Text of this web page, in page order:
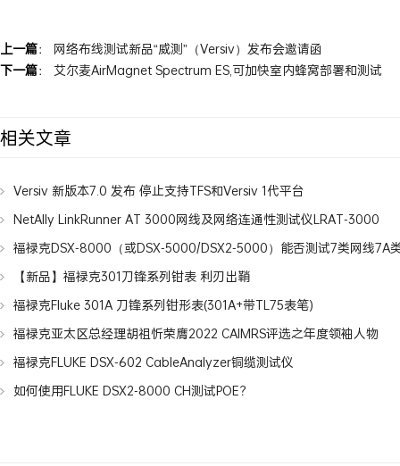
上一篇： 网络布线测试新品“威测”（Versiv）发布会邀请函
下一篇： 艾尔麦AirMagnet Spectrum ES,可加快室内蜂窝部署和测试
相关文章
Versiv 新版本7.0 发布 停止支持TFS和Versiv 1代平台
NetAlly LinkRunner AT 3000网线及网络连通性测试仪LRAT-3000
福禄克DSX-8000（或DSX-5000/DSX2-5000）能否测试7类网线7A
【新品】福禄克301刀锋系列钳表 利刃出鞘
福禄克Fluke 301A 刀锋系列钳形表(301A+带TL75表笔)
福禄克亚太区总经理胡祖忻荣膺2022 CAIMRS评选之年度领袖人物
福禄克FLUKE DSX-602 CableAnalyzer铜缆测试仪
如何使用FLUKE DSX2-8000 CH测试POE？